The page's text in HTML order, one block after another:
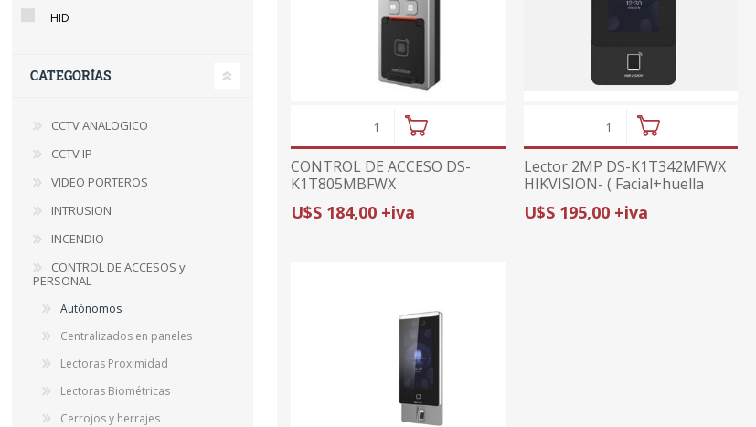
CONTROL DE ACCESO DS-
K1T805MBFWX
(huella/teclado/tarjeta)
HIKVISION
U$S 184,00 +iva
Lector 2MP DS-K1T342MFWX
HIKVISION- ( Facial+huella
+tarjeta)
U$S 195,00 +iva
HID
CATEGORÍAS
CCTV ANALOGICO
CCTV IP
VIDEO PORTEROS
INTRUSION
INCENDIO
CONTROL DE ACCESOS y
PERSONAL
Autónomos
Centralizados en paneles
Lectoras Proximidad
Lectoras Biométricas
Cerrojos y herrajes